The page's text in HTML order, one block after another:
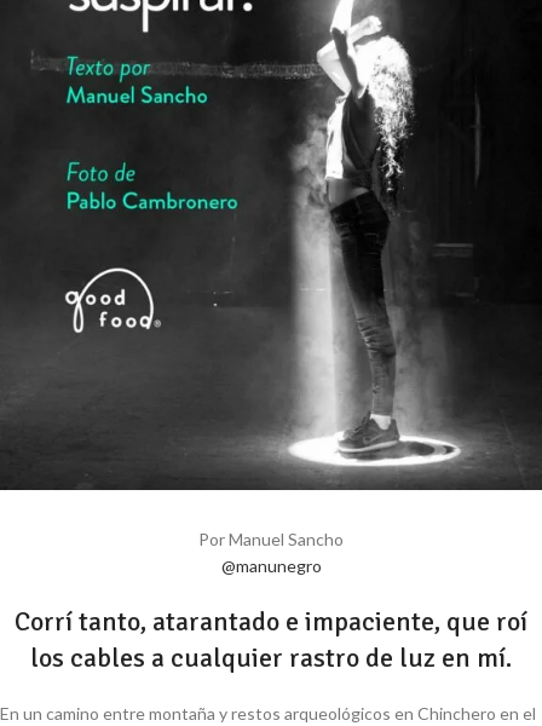
Por Manuel Sancho
@manunegro
Corrí tanto, atarantado e impaciente, que roí
los cables a cualquier rastro de luz en mí.
En un camino entre montaña y restos arqueológicos en Chinchero en el